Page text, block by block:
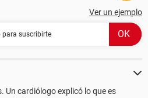
Ver un ejemplo
Un cardiólogo explicó lo que es